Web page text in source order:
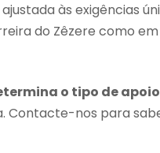
às exigências
do Zêzere como
o tipo de
Contacte-nos para